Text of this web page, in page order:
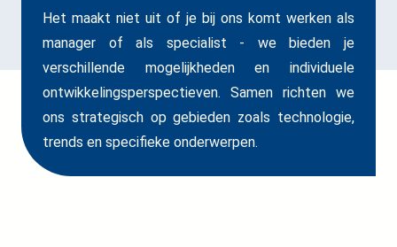
Het maakt niet uit of je bij ons komt werken als
manager of als specialist - we bieden je
verschillende mogelijkheden en individuele
ontwikkelingsperspectieven. Samen richten we
ons strategisch op gebieden zoals technologie,
trends en specifieke onderwerpen.